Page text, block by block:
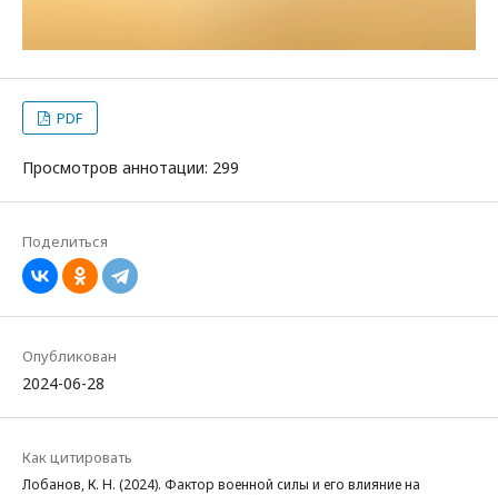
PDF
Просмотров аннотации: 299
Поделиться
Опубликован
2024-06-28
Как цитировать
Лобанов, К. Н. (2024). Фактор военной силы и его влияние на